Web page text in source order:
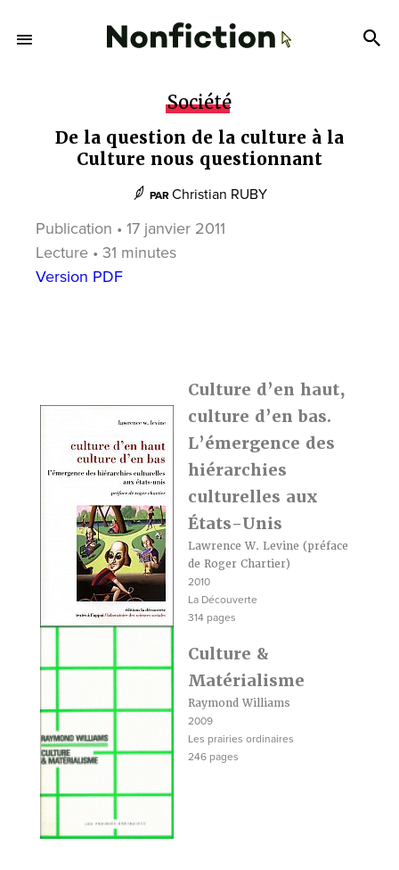
Société
De la question de la culture à la
Culture nous questionnant
PAR Christian RUBY
Publication • 17 janvier 2011
Lecture • 31 minutes
Version PDF
Culture d’en haut,
culture d’en bas.
L’émergence des
hiérarchies
culturelles aux
États-Unis
Lawrence W. Levine (préface
de Roger Chartier)
2010
La Découverte
314 pages
Culture &
Matérialisme
Raymond Williams
2009
Les prairies ordinaires
246 pages